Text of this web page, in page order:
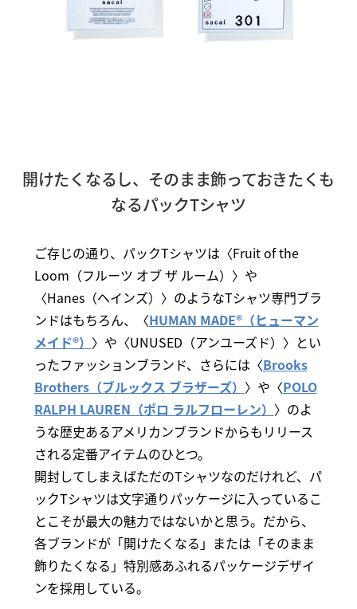
開けたくなるし、そのまま飾っておきたくも
なるパックTシャツ
ご存じの通り、パックTシャツは〈Fruit of the
Loom（フルーツ オブ ザ ルーム）〉や
〈Hanes（ヘインズ）〉のようなTシャツ専門ブラ
ンドはもちろん、〈HUMAN MADE®（ヒューマン
メイド®） 〉や〈UNUSED（アンユーズド）〉とい
ったファッションブランド、さらには〈Brooks
Brothers（ブルックス ブラザーズ） 〉や〈POLO
RALPH LAUREN（ポロ ラルフローレン） 〉のよ
うな歴史あるアメリカンブランドからもリリース
される定番アイテムのひとつ。
開封してしまえばただのTシャツなのだけれど、パ
ックTシャツは文字通りパッケージに入っているこ
とこそが最大の魅力ではないかと思う。だから、
各ブランドが「開けたくなる」または「そのまま
飾りたくなる」特別感あふれるパッケージデザイ
ンを採用している。